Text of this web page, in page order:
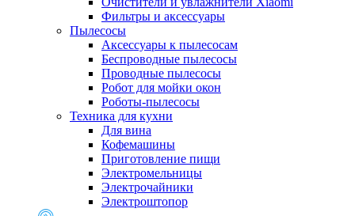
Фильтры и аксессуары
Пылесосы
Аксессуары к пылесосам
Беспроводные пылесосы
Проводные пылесосы
Робот для мойки окон
Роботы-пылесосы
Техника для кухни
Для вина
Кофемашины
Приготовление пищи
Электромельницы
Электрочайники
Электроштопор